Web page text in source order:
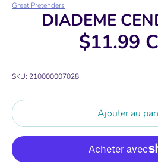
Great Pretenders
DIADEME
$11.99
SKU: 210000007028
Ajouter au